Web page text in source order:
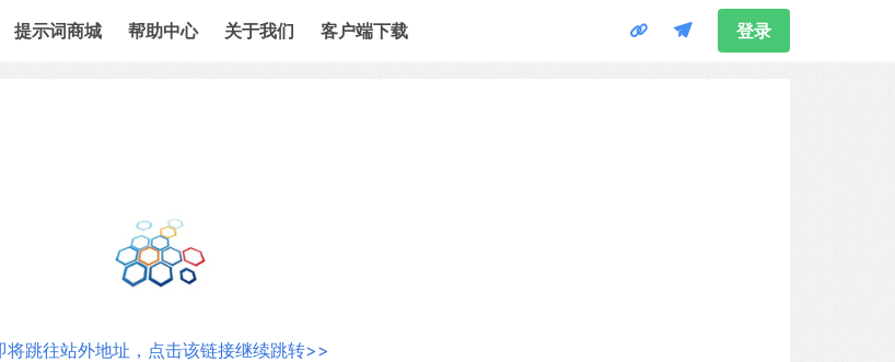
提示词商城 帮助中心 关于我们 客户端下载 登录
将跳往站外地址，点击该链接继续跳转>>